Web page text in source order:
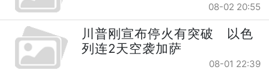
08-02 20:55
川普刚宣布停火有突破 以色
列连2天空袭加萨
08-01 22:39